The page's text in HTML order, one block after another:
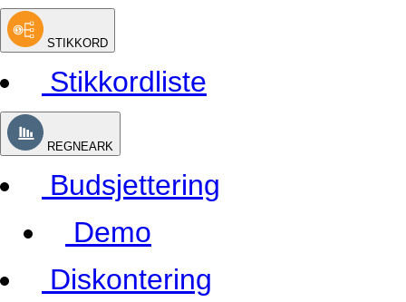
STIKKORD
Stikkordliste
REGNEARK
Budsjettering
Demo
Diskontering